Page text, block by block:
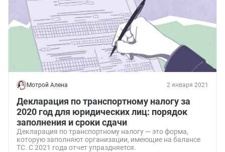
Мотрой Алена 2 января 2021
Декларация по транспортному налогу за
2020 год для юридических лиц: порядок
заполнения и сроки сдачи
Декларация по транспортному налогу — это форма,
которую заполняют организации, имеющие на балансе
ТС. С 2021 года отчет упраздняется.